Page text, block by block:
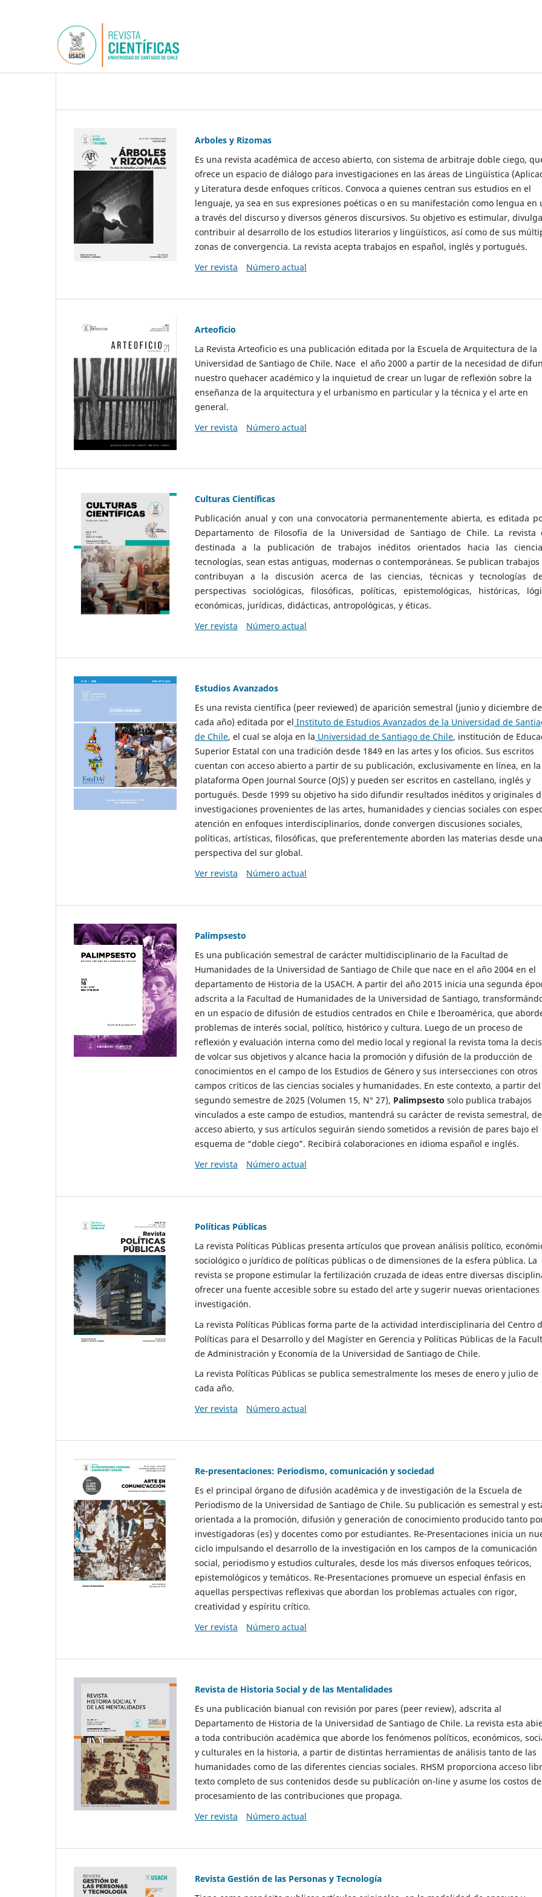
Arboles y Rizomas
Es una revista académica de acceso abierto, con sistema de arbitraje doble ciego,
ofrece un espacio de diálogo para investigaciones en las áreas de Lingüística
y Literatura desde enfoques críticos. Convoca a quienes centran sus estudios en el
lenguaje, ya sea en sus expresiones poéticas o en su manifestación como lengua en
a través del discurso y diversos géneros discursivos. Su objetivo es estimular,
contribuir al desarrollo de los estudios literarios y lingüísticos, así como de sus
zonas de convergencia. La revista acepta trabajos en español, inglés y portugués.
Ver revista
Número actual
Arteoficio
La Revista Arteoficio es una publicación editada por la Escuela de Arquitectura de la
Universidad de Santiago de Chile. Nace el año 2000 a partir de la necesidad de
nuestro quehacer académico y la inquietud de crear un lugar de reflexión sobre la
enseñanza de la arquitectura y el urbanismo en particular y la técnica y el arte en
general.
Ver revista
Número actual
Culturas Científicas
Publicación anual y con una convocatoria permanentemente abierta, es editada
Departamento de Filosofía de la Universidad de Santiago de Chile. La revista
destinada a la publicación de trabajos inéditos orientados hacia las
tecnologías, sean estas antiguas, modernas o contemporáneas. Se publican
contribuyan a la discusión acerca de las ciencias, técnicas y tecnologías
perspectivas sociológicas, filosóficas, políticas, epistemológicas, históricas,
económicas, jurídicas, didácticas, antropológicas, y éticas.
Ver revista
Número actual
Estudios Avanzados
Es una revista científica (peer reviewed) de aparición semestral (junio y diciembre de
cada año) editada por el Instituto de Estudios Avanzados de la Universidad de
de Chile, el cual se aloja en la Universidad de Santiago de Chile, institución de
Superior Estatal con una tradición desde 1849 en las artes y los oficios. Sus escritos
cuentan con acceso abierto a partir de su publicación, exclusivamente en línea, en la
plataforma Open Journal Source (OJS) y pueden ser escritos en castellano, inglés y
portugués. Desde 1999 su objetivo ha sido difundir resultados inéditos y originales
investigaciones provenientes de las artes, humanidades y ciencias sociales con
atención en enfoques interdisciplinarios, donde convergen discusiones sociales,
políticas, artísticas, filosóficas, que preferentemente aborden las materias desde una
perspectiva del sur global.
Ver revista
Número actual
Palimpsesto
Es una publicación semestral de carácter multidisciplinario de la Facultad de
Humanidades de la Universidad de Santiago de Chile que nace en el año 2004 en el
departamento de Historia de la USACH. A partir del año 2015 inicia una segunda
adscrita a la Facultad de Humanidades de la Universidad de Santiago,
en un espacio de difusión de estudios centrados en Chile e Iberoamérica, que
problemas de interés social, político, histórico y cultura. Luego de un proceso de
reflexión y evaluación interna como del medio local y regional la revista toma la
de volcar sus objetivos y alcance hacia la promoción y difusión de la producción de
conocimientos en el campo de los Estudios de Género y sus intersecciones con otros
campos críticos de las ciencias sociales y humanidades. En este contexto, a partir del
segundo semestre de 2025 (Volumen 15, N° 27), Palimpsesto solo publica trabajos
vinculados a este campo de estudios, mantendrá su carácter de revista semestral, de
acceso abierto, y sus artículos seguirán siendo sometidos a revisión de pares bajo el
esquema de “doble ciego”. Recibirá colaboraciones en idioma español e inglés.
Ver revista
Número actual
Políticas Públicas
La revista Políticas Públicas presenta artículos que provean análisis político,
sociológico o jurídico de políticas públicas o de dimensiones de la esfera pública. La
revista se propone estimular la fertilización cruzada de ideas entre diversas
ofrecer una fuente accesible sobre su estado del arte y sugerir nuevas orientaciones
investigación.
La revista Políticas Públicas forma parte de la actividad interdisciplinaria del Centro
Políticas para el Desarrollo y del Magíster en Gerencia y Políticas Públicas de la
de Administración y Economía de la Universidad de Santiago de Chile.
La revista Políticas Públicas se publica semestralmente los meses de enero y julio de
cada año.
Ver revista
Número actual
Re-presentaciones: Periodismo, comunicación y sociedad
Es el principal órgano de difusión académica y de investigación de la Escuela de
Periodismo de la Universidad de Santiago de Chile. Su publicación es semestral y
orientada a la promoción, difusión y generación de conocimiento producido tanto
investigadoras (es) y docentes como por estudiantes. Re-Presentaciones inicia un
ciclo impulsando el desarrollo de la investigación en los campos de la comunicación
social, periodismo y estudios culturales, desde los más diversos enfoques teóricos,
epistemológicos y temáticos. Re-Presentaciones promueve un especial énfasis en
aquellas perspectivas reflexivas que abordan los problemas actuales con rigor,
creatividad y espíritu crítico.
Ver revista
Número actual
Revista de Historia Social y de las Mentalidades
Es una publicación bianual con revisión por pares (peer review), adscrita al
Departamento de Historia de la Universidad de Santiago de Chile. La revista esta
a toda contribución académica que aborde los fenómenos políticos, económicos,
y culturales en la historia, a partir de distintas herramientas de análisis tanto de las
humanidades como de las diferentes ciencias sociales. RHSM proporciona acceso
texto completo de sus contenidos desde su publicación on-line y asume los costos de
procesamiento de las contribuciones que propaga.
Ver revista
Número actual
Revista Gestión de las Personas y Tecnología